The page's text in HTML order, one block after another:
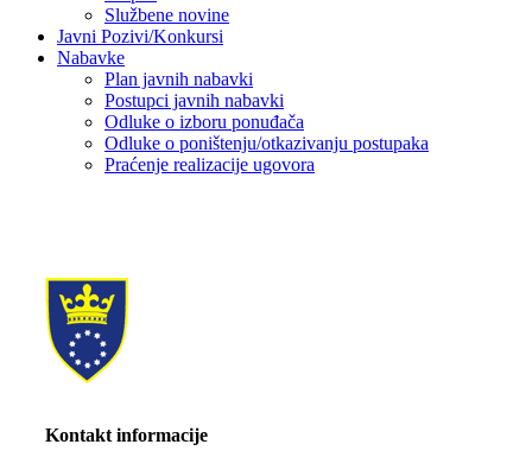
Službene novine
Javni Pozivi/Konkursi
Nabavke
Plan javnih nabavki
Postupci javnih nabavki
Odluke o izboru ponuđača
Odluke o poništenju/otkazivanju postupaka
Praćenje realizacije ugovora
Kontakt informacije